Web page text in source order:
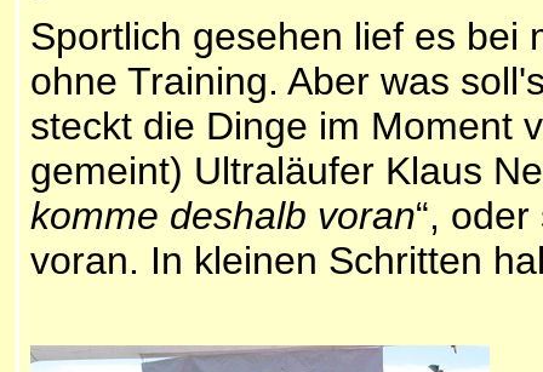
Sportlich gesehen lief es bei
ohne Training. Aber was
steckt die Dinge im Moment
gemeint) Ultraläufer Klaus
komme deshalb voran“,
voran. In kleinen Schritten